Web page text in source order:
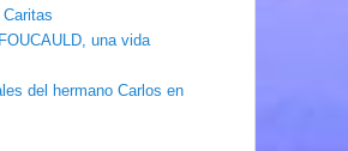
una vida
del hermano Carlos en